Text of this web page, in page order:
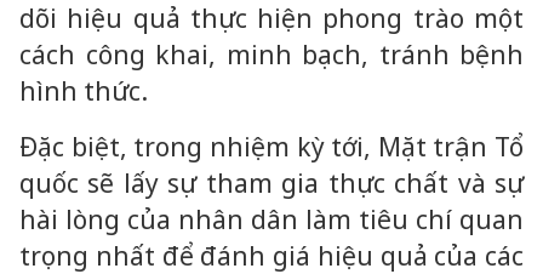
dõi hiệu quả thực hiện phong trào một
cách công khai, minh bạch, tránh bệnh
hình thức.
Đặc biệt, trong nhiệm kỳ tới, Mặt trận Tổ
quốc sẽ lấy sự tham gia thực chất và sự
hài lòng của nhân dân làm tiêu chí quan
trọng nhất để đánh giá hiệu quả của các